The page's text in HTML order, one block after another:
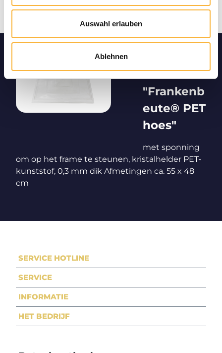
Auswahl erlauben
Ablehnen
formatie
"Frankenb
eute® PET
hoes"
met sponning
om op het frame te steunen, kristalhelder PET-
kunststof, 0,3 mm dik Afmetingen ca. 55 x 48
cm
SERVICE HOTLINE
SERVICE
INFORMATIE
HET BEDRIJF